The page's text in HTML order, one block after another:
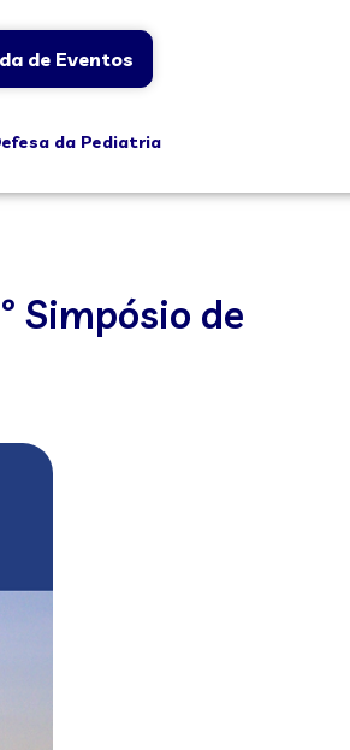
de Eventos
da Pediatria
Simpósio de